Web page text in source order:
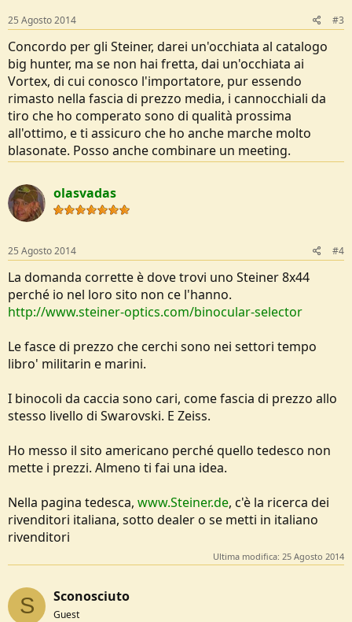
25 Agosto 2014 #3
Concordo per gli Steiner, darei un'occhiata al catalogo
big hunter, ma se non hai fretta, dai un'occhiata ai
Vortex, di cui conosco l'importatore, pur essendo
rimasto nella fascia di prezzo media, i cannocchiali da
tiro che ho comperato sono di qualità prossima
all'ottimo, e ti assicuro che ho anche marche molto
blasonate. Posso anche combinare un meeting.
olasvadas
25 Agosto 2014 #4
La domanda corrette è dove trovi uno Steiner 8x44
perché io nel loro sito non ce l'hanno.
http://www.steiner-optics.com/binocular-selector
Le fasce di prezzo che cerchi sono nei settori tempo
libro' militarin e marini.
I binocoli da caccia sono cari, come fascia di prezzo allo
stesso livello di Swarovski. E Zeiss.
Ho messo il sito americano perché quello tedesco non
mette i prezzi. Almeno ti fai una idea.
Nella pagina tedesca, www.Steiner.de, c'è la ricerca dei
rivenditori italiana, sotto dealer o se metti in italiano
rivenditori
Ultima modifica: 25 Agosto 2014
S Sconosciuto
Guest